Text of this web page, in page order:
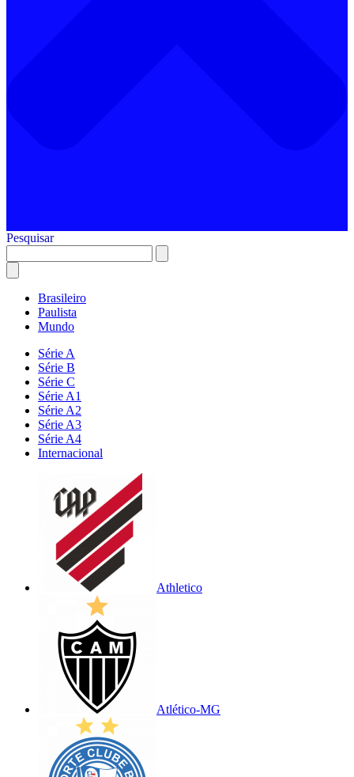
Pesquisar
Brasileiro
Paulista
Mundo
Série A
Série B
Série C
Série A1
Série A2
Série A3
Série A4
Internacional
Athletico
Atlético-MG